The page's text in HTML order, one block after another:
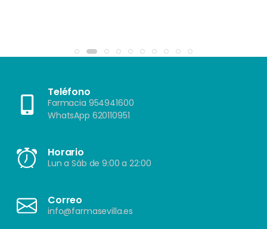
Teléfono
Farmacia 954941600
WhatsApp 620110951
Horario
Lun a Sáb de 9:00 a 22:00
Correo
info@farmasevilla.es